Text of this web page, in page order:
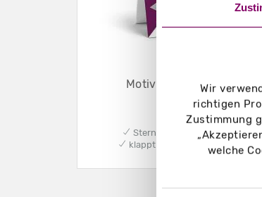
Wir
richtigen
Zustimmung
welche
Motivanhänger
✔ Sterne oder Herzen
✔ klappt nach oben auf